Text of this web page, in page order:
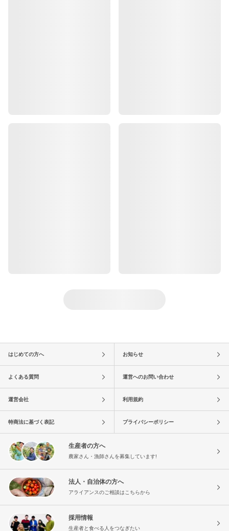
はじめての方へ お知らせ
よくある質問 運営へのお問い合わせ
運営会社 利用規約
特商法に基づく表記 プライバシーポリシー
生産者の方へ
農家さん・漁師さんを募集しています!
法人・自治体の方へ
アライアンスのご相談はこちらから
採用情報
生産者と食べる人をつなぎたい